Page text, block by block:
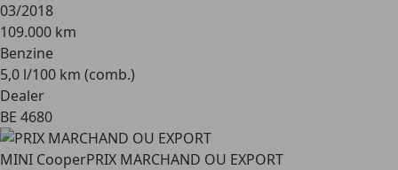
03/2018
109.000 km
Benzine
5,0 l/100 km (comb.)
Dealer
BE 4680
MINI CooperPRIX MARCHAND OU EXPORT